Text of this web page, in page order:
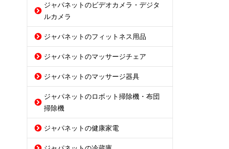
ジャパネットのビデオカメラ・デジタ
ルカメラ
ジャパネットのフィットネス用品
ジャパネットのマッサージチェア
ジャパネットのマッサージ器具
ジャパネットのロボット掃除機・布団
掃除機
ジャパネットの健康家電